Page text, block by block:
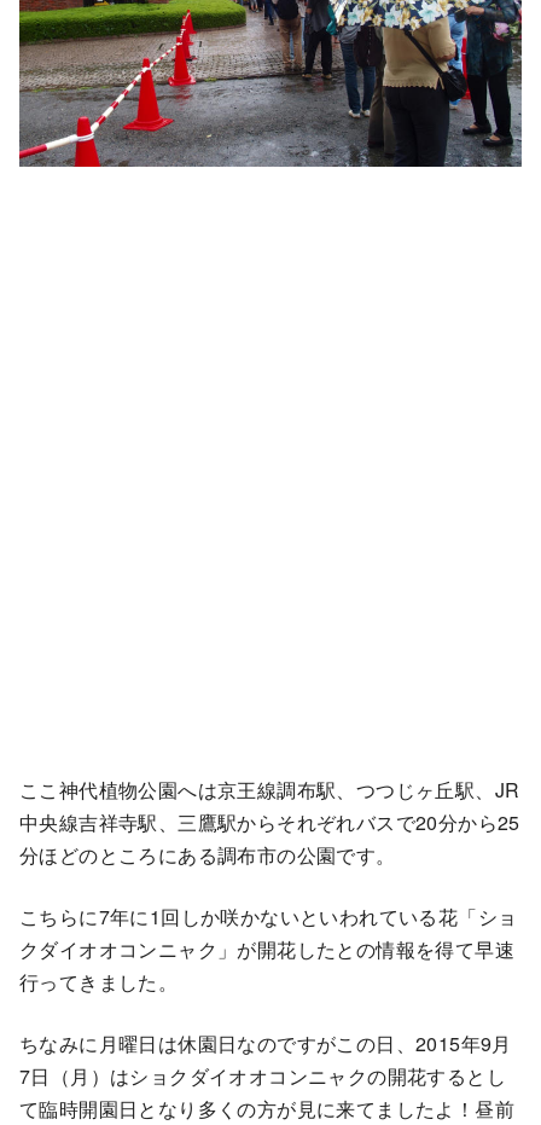
ここ神代植物公園へは京王線調布駅、つつじヶ丘駅、JR
中央線吉祥寺駅、三鷹駅からそれぞれバスで20分から25
分ほどのところにある調布市の公園です。
こちらに7年に1回しか咲かないといわれている花「ショ
クダイオオコンニャク」が開花したとの情報を得て早速
行ってきました。
ちなみに月曜日は休園日なのですがこの日、2015年9月
7日（月）はショクダイオオコンニャクの開花するとし
て臨時開園日となり多くの方が見に来てましたよ！昼前